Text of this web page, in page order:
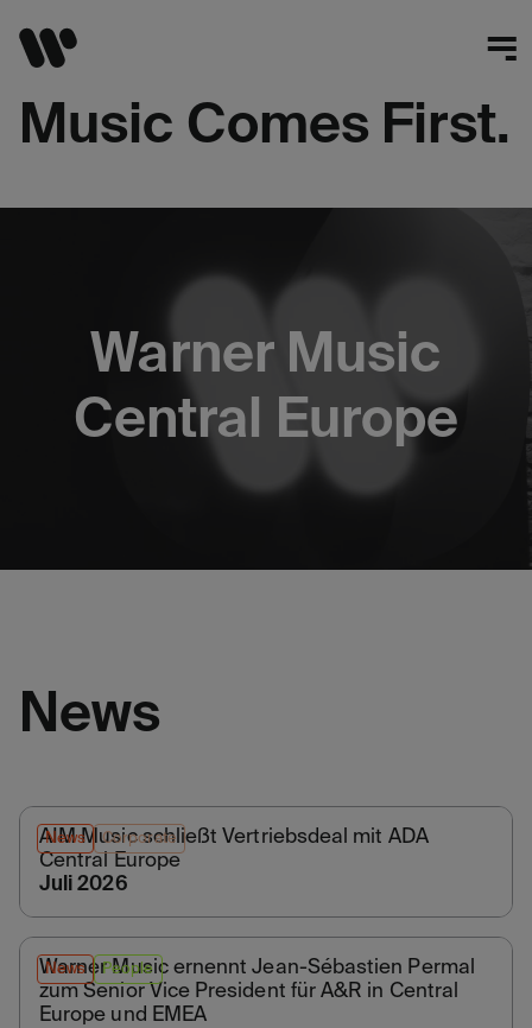
Music Comes First.
Warner Music
Central Europe
News
News Corporate
AIM Music schließt Vertriebsdeal mit ADA
Central Europe
Juli 2026
News People
Warner Music ernennt Jean-Sébastien Permal
zum Senior Vice President für A&R in Central
Europe und EMEA